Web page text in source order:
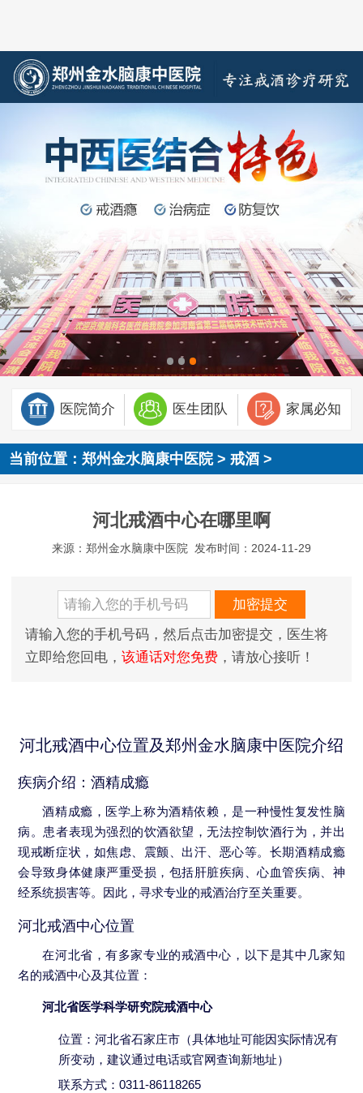
医院简介 医生团队 家属必知
当前位置：郑州金水脑康中医院>戒酒 >
河北戒酒中心在哪里啊
来源：郑州金水脑康中医院 发布时间：2024-11-29
请输入您的手机号码，然后点击加密提交，医生将
立即给您回电， 该通话对您免费，请放心接听！
河北戒酒中心位置及郑州金水脑康中医院介绍
疾病介绍：酒精成瘾
酒精成瘾，医学上称为酒精依赖，是一种慢性复发性脑
病。患者表现为强烈的饮酒欲望，无法控制饮酒行为，并出
现戒断症状，如焦虑、震颤、出汗、恶心等。长期酒精成瘾
会导致身体健康严重受损，包括肝脏疾病、心血管疾病、神
经系统损害等。因此，寻求专业的戒酒治疗至关重要。
河北戒酒中心位置
在河北省，有多家专业的戒酒中心，以下是其中几家知
名的戒酒中心及其位置：
河北省医学科学研究院戒酒中心
位置：河北省石家庄市（具体地址可能因实际情况有
所变动，建议通过电话或官网查询新地址）
联系方式：0311-86118265